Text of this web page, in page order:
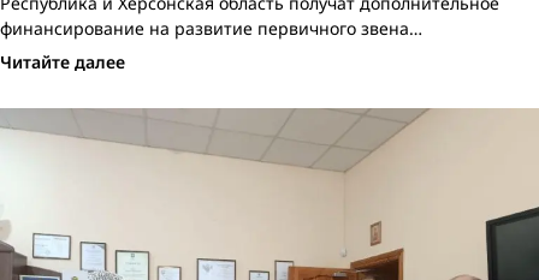
финансирование на развитие первичного звена…
Читайте далее